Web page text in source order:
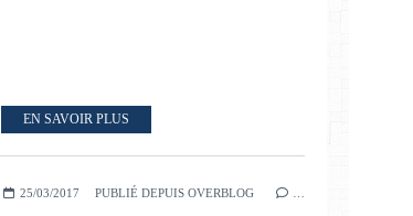
EN SAVOIR PLUS
25/03/2017 PUBLIÉ DEPUIS OVERBLOG